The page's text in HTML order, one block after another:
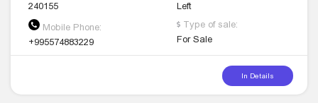
240155
Left
Mobile Phone:
+995574883229
Type of sale:
For Sale
In Details